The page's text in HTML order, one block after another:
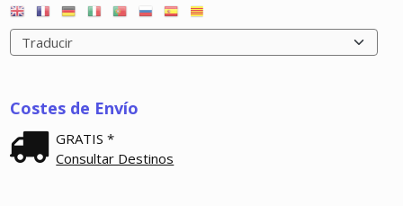
Costes de Envío
GRATIS *
Consultar Destinos